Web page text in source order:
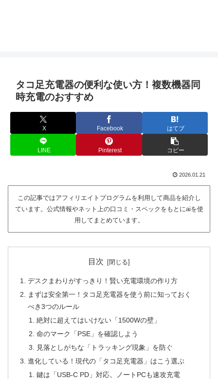
タコ足充電器の便利な使い方！複数機器同
時充電のおすすめ
X Facebook はてブ
LINE Pinterest コピー
2026.01.21
この記事ではアフィリエイトプログラムを利用して商品を紹介し
ています。公式情報やネット上の口コミ・スペックをもとにaiを使
用してまとめています。
目次
デスクまわりがすっきり！賢い充電環境の作り方
まずは安全第一！タコ足充電器を使う前に知っておく
べき3つのルール
絶対に超えてはいけない「1500Wの壁」
命のマーク「PSE」を確認しよう
見落としがちな「トラッキング現象」を防ぐ
進化している！現代の「タコ足充電器」はこう選ぶ
鍵は「USB-C PD」対応。ノートPCも速攻充電